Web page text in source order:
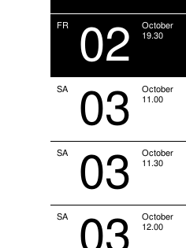
FR 02
October
19.30
SA 03
October
11.00
SA 03
October
11.30
SA 03
October
12.00